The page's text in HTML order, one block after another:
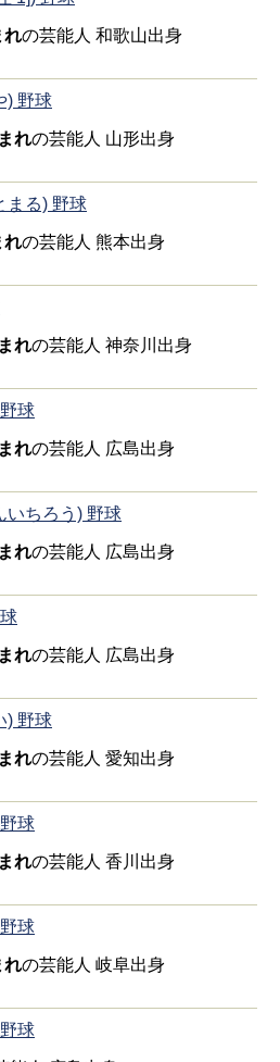
れの芸能人 和歌山出身
) 野球
れの芸能人 山形出身
まる) 野球
れの芸能人 熊本出身
れの芸能人 神奈川出身
球
れの芸能人 広島出身
いちろう) 野球
れの芸能人 広島出身
れの芸能人 広島出身
) 野球
れの芸能人 愛知出身
球
れの芸能人 香川出身
球
れの芸能人 岐阜出身
球